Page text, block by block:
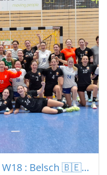
3 Natiounen Turnéier W18 : Belsch 🇧🇪 - 🇬🇧 Groussbritannien 32 - 17